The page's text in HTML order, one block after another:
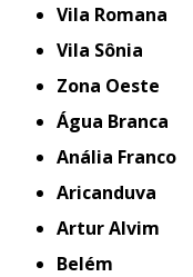
Vila Romana
Vila Sônia
Zona Oeste
Água Branca
Anália Franco
Aricanduva
Artur Alvim
Belém